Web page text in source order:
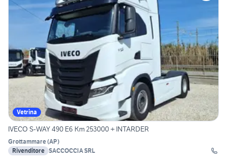
Vetrina
IVECO S-WAY 490 E6 Km 253000 + INTARDER
Grottammare(AP)
Rivenditore SACCOCCIA SRL